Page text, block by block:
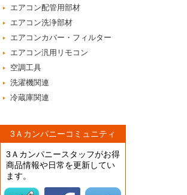
エアコン配管用部材
エアコン洗浄部材
エアコンカバー・フィルター
エアコン汎用リモコン
空調工具
洗濯機関連
冷蔵庫関連
3Ａカンパニーコミュニティ
3Ａカンパニースタッフがお得
商品情報や日常を更新してい
ます。